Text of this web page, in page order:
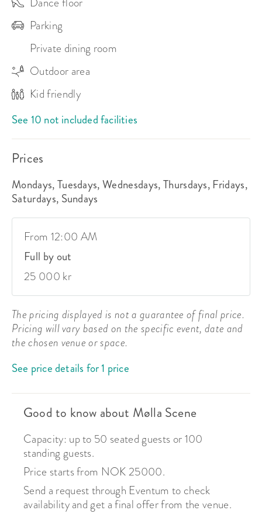
Ta kontakt med oss, så hjelper vi deg med ditt neste
arrangement.
Velkommen til oss!
Parking
Private dining room
Outdoor area
Kid friendly
See 10 not included facilities
Prices
Mondays, Tuesdays, Wednesdays, Thursdays, Fridays,
Saturdays, Sundays
From 12:00 AM
Full by out
25 000 kr
The pricing displayed is not a guarantee of final price.
Pricing will vary based on the specific event, date and
the chosen venue or space.
See price details for 1 price
Good to know about Mølla Scene
Capacity: up to 50 seated guests or 100
standing guests.
Price starts from NOK 25000.
Send a request through Eventum to check
availability and get a final offer from the venue.